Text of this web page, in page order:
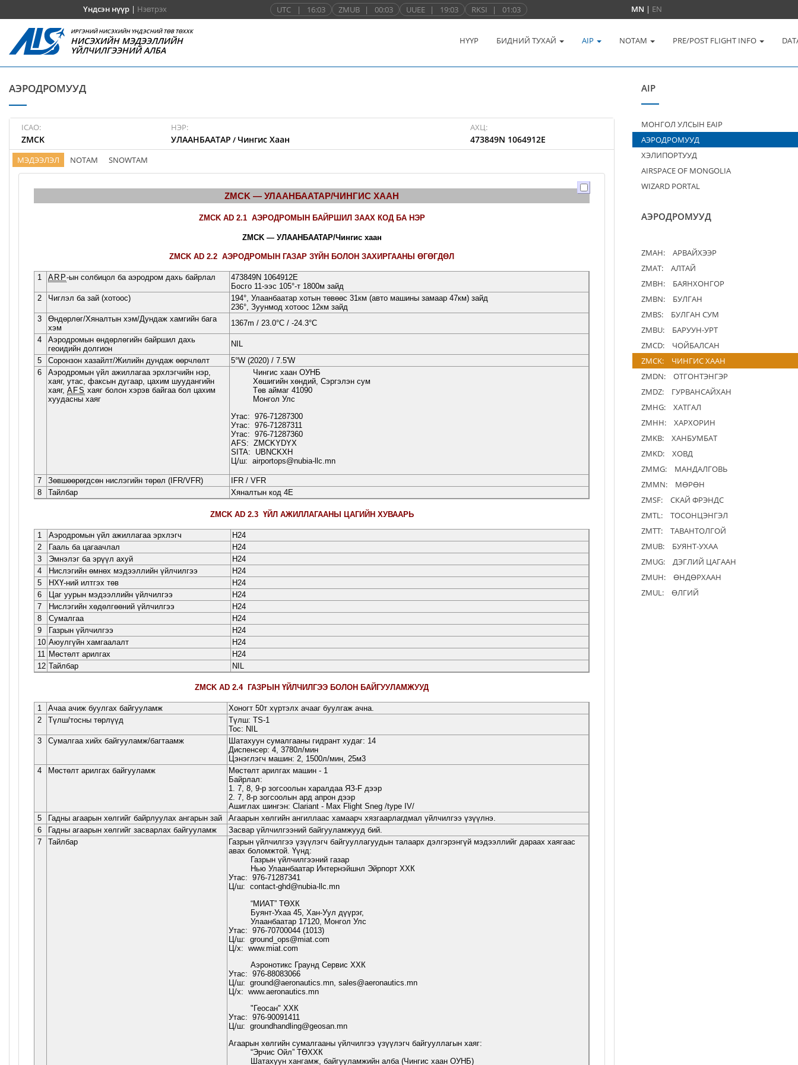
Үндсэн нүүр| Нэвтрэх UTC | 16:03 ZMUB | 00:03 UUEE | 19:03 RKSI | 01:03 MN | EN
ИРГЭНИЙ НИСЭХИЙН ҮНДЭСНИЙ ТӨВ ТӨХХК
НИСЭХИЙН МЭДЭЭЛЛИЙН
ҮЙЛЧИЛГЭЭНИЙ АЛБА
НҮҮР БИДНИЙ ТУХАЙ AIP NOTAM PRE/POST FLIGHT INFO
АЭРОДРОМУУД
ICAO:
ZMCK
НЭР:
УЛААНБААТАР / Чингис Хаан
АХЦ:
473849N 1064912E
МЭДЭЭЛЭЛ NOTAM SNOWTAM
AIP
МОНГОЛ УЛСЫН EAIP
АЭРОДРОМУУД
ХЭЛИПОРТУУД
AIRSPACE OF MONGOLIA
WIZARD PORTAL
АЭРОДРОМУУД
ZMAH:
АРВАЙХЭЭР
ZMAT:
АЛТАЙ
ZMBH:
БАЯНХОНГОР
ZMBN:
БУЛГАН
ZMBS:
БУЛГАН СУМ
ZMBU:
БАРУУН-УРТ
ZMCD:
ЧОЙБАЛСАН
ZMCK:
ЧИНГИС ХААН
ZMDN:
ОТГОНТЭНГЭР
ZMDZ:
ГУРВАНСАЙХАН
ZMHG:
ХАТГАЛ
ZMHH:
ХАРХОРИН
ZMKB:
ХАНБУМБАТ
ZMKD:
ХОВД
ZMMG:
МАНДАЛГОВЬ
ZMMN:
МӨРӨН
ZMSF:
СКАЙ ФРЭНДС
ZMTL:
ТОСОНЦЭНГЭЛ
ZMTT:
ТАВАНТОЛГОЙ
ZMUB:
БУЯНТ-УХАА
ZMUG:
ДЭГЛИЙ ЦАГААН
ZMUH:
ӨНДӨРХААН
ZMUL:
ӨЛГИЙ